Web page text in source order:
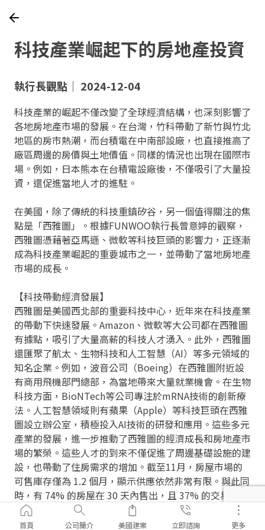
科技產業崛起下的房地產投資
執行長觀點｜ 2024-12-04
科技產業的崛起不僅改變了全球經濟結構，也深刻影響了
各地房地產市場的發展。在台灣，竹科帶動了新竹與竹北
地區的房市熱潮，而台積電在中南部設廠，也直接推高了
廠區周邊的房價與土地價值。同樣的情況也出現在國際市
場。例如，日本熊本在台積電設廠後，不僅吸引了大量投
資，還促進當地人才的進駐。
在美國，除了傳統的科技重鎮矽谷，另一個值得關注的焦
點是「西雅圖」。根據FUNWOO執行長曾意婷的觀察，
西雅圖憑藉著亞馬遜、微軟等科技巨頭的影響力，正逐漸
成為科技產業崛起的重要城市之一，並帶動了當地房地產
市場的成長。
【科技帶動經濟發展】
西雅圖是美國西北部的重要科技中心，近年來在科技產業
的帶動下快速發展。Amazon、微軟等大公司都在西雅圖
有據點，吸引了大量高薪的科技人才湧入。此外，西雅圖
還匯聚了航太、生物科技和人工智慧（AI）等多元領域的
知名企業。例如，波音公司（Boeing）在西雅圖附近設
有商用飛機部門總部，為當地帶來大量就業機會。在生物
科技方面，BioNTech等公司專注於mRNA技術的創新療
法。人工智慧領域則有蘋果（Apple）等科技巨頭在西雅
圖設立辦公室，積極投入AI技術的研發和應用。這些多元
產業的發展，進一步推動了西雅圖的經濟成長和房地產市
場的繁榮。這些人才的到來不僅促進了周邊基礎設施的建
設，也帶動了住房需求的增加。截至11月，房屋市場的
可售庫存僅為 1.2 個月，顯示供應依然非常有限。與此同
時，有 74% 的房屋在 30 天內售出，且 37% 的交易價格
高於掛牌價，這表明買家競爭依然激烈，房地產市場仍處
於賣方主導狀態。
首頁 公司簡介 美國建案 立即諮詢 更多